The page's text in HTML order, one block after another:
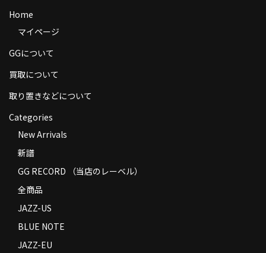
送料
お支払い方法
返品
コンディション
特定商取引法に基づく表示
Contact
Home
マイページ
GGについて
買取について
取り置きなどについて
Categories
New Arrivals
新譜
GG RECORD （当店のレーベル）
全商品
JAZZ-US
BLUE NOTE
JAZZ-EU